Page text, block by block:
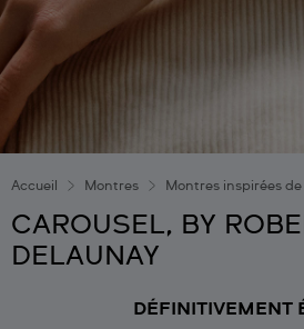
Accueil Montres Montres inspirées
CAROUSEL, BY
DELAUNAY
DÉFINITIVEMENT